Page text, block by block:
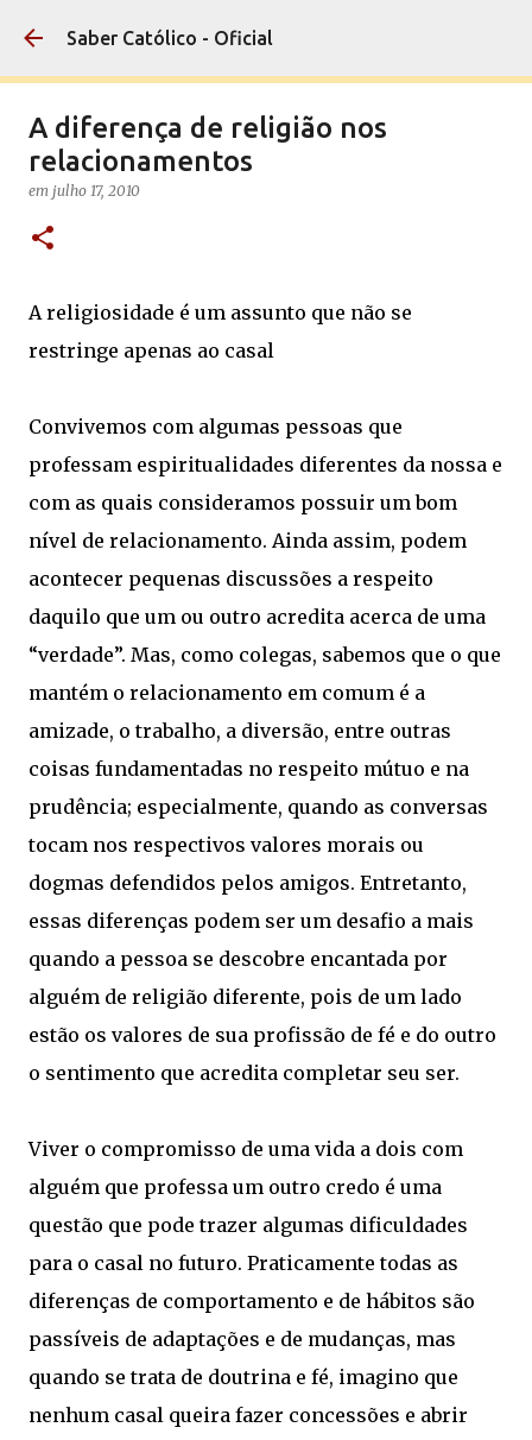
Pular para o conteúdo principal
Saber Católico - Oficial
A diferença de religião nos
relacionamentos
em julho 17, 2010
A religiosidade é um assunto que não se
restringe apenas ao casal
Convivemos com algumas pessoas que
professam espiritualidades diferentes da nossa e
com as quais consideramos possuir um bom
nível de relacionamento. Ainda assim, podem
acontecer pequenas discussões a respeito
daquilo que um ou outro acredita acerca de uma
“verdade”. Mas, como colegas, sabemos que o que
mantém o relacionamento em comum é a
amizade, o trabalho, a diversão, entre outras
coisas fundamentadas no respeito mútuo e na
prudência; especialmente, quando as conversas
tocam nos respectivos valores morais ou
dogmas defendidos pelos amigos. Entretanto,
essas diferenças podem ser um desafio a mais
quando a pessoa se descobre encantada por
alguém de religião diferente, pois de um lado
estão os valores de sua profissão de fé e do outro
o sentimento que acredita completar seu ser.
Viver o compromisso de uma vida a dois com
alguém que professa um outro credo é uma
questão que pode trazer algumas dificuldades
para o casal no futuro. Praticamente todas as
diferenças de comportamento e de hábitos são
passíveis de adaptações e de mudanças, mas
quando se trata de doutrina e fé, imagino que
nenhum casal queira fazer concessões e abrir